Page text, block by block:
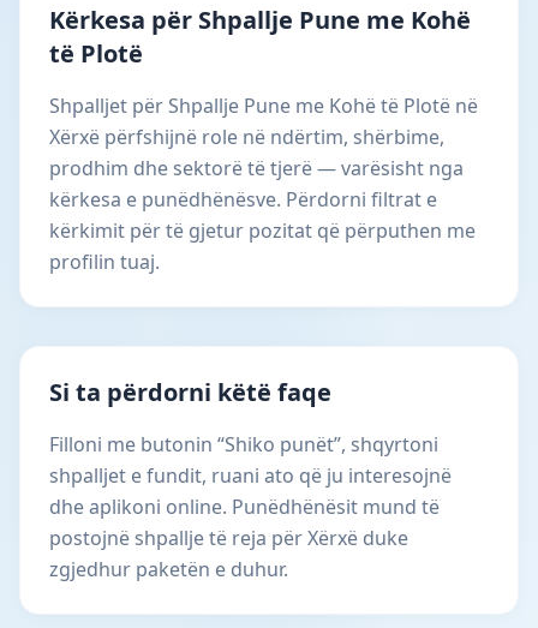
Kërkesa për Shpallje Pune me Kohë
të Plotë
Shpalljet për Shpallje Pune me Kohë të Plotë në
Xërxë përfshijnë role në ndërtim, shërbime,
prodhim dhe sektorë të tjerë — varësisht nga
kërkesa e punëdhënësve. Përdorni filtrat e
kërkimit për të gjetur pozitat që përputhen me
profilin tuaj.
Si ta përdorni këtë faqe
Filloni me butonin “Shiko punët”, shqyrtoni
shpalljet e fundit, ruani ato që ju interesojnë
dhe aplikoni online. Punëdhënësit mund të
postojnë shpallje të reja për Xërxë duke
zgjedhur paketën e duhur.